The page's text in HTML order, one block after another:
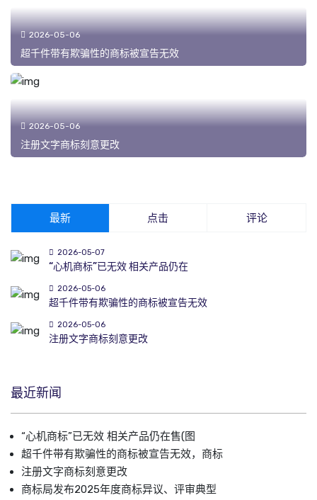
2026-05-06
超千件带有欺骗性的商标被宣告无效
2026-05-06
注册文字商标刻意更改
最新 点击 评论
2026-05-07
“心机商标”已无效 相关产品仍在
2026-05-06
超千件带有欺骗性的商标被宣告无效
2026-05-06
注册文字商标刻意更改
最近新闻
“心机商标”已无效 相关产品仍在售(图
超千件带有欺骗性的商标被宣告无效，商标
注册文字商标刻意更改
商标局发布2025年度商标异议、评审典型